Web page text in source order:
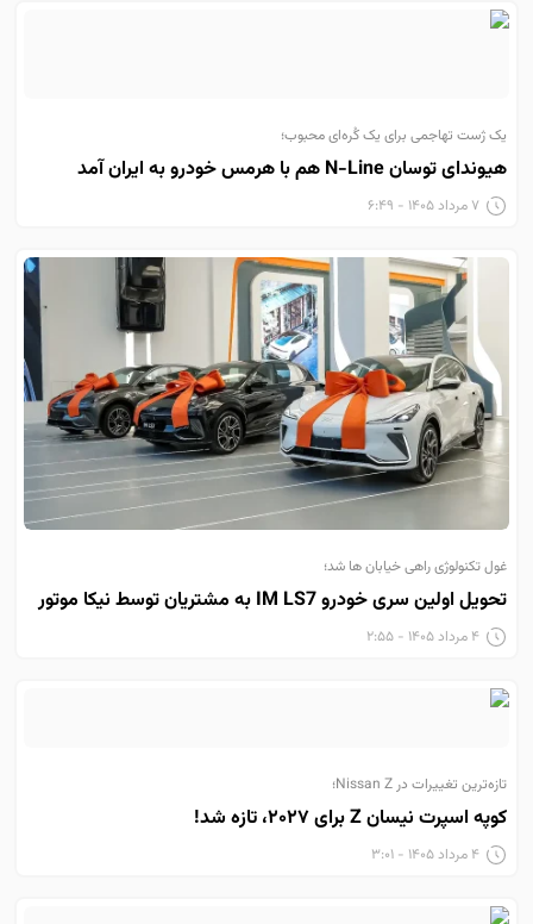
یک ژست تهاجمی برای یک کُره‌ای محبوب؛
هیوندای توسان N-Line هم با هرمس خودرو به ایران آمد
۷ مرداد ۱۴۰۵ - ۶:۴۹
غول تکنولوژی راهی خیابان ها شد؛
تحویل اولین سری خودرو IM LS7 به مشتریان توسط نیکا موتور
۴ مرداد ۱۴۰۵ - ۲:۵۵
تازه‌ترین تغییرات در Nissan Z؛
کوپه اسپرت نیسان Z برای ۲۰۲۷، تازه شد!
۴ مرداد ۱۴۰۵ - ۳:۰۱